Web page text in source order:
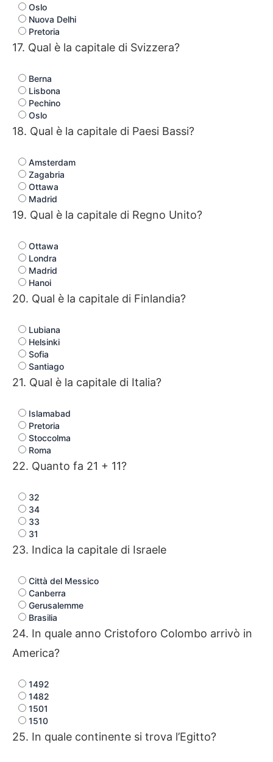
Oslo
Nuova Delhi
Pretoria
17. Qual è la capitale di Svizzera?
Berna
Lisbona
Pechino
Oslo
18. Qual è la capitale di Paesi Bassi?
Amsterdam
Zagabria
Ottawa
Madrid
19. Qual è la capitale di Regno Unito?
Ottawa
Londra
Madrid
Hanoi
20. Qual è la capitale di Finlandia?
Lubiana
Helsinki
Sofia
Santiago
21. Qual è la capitale di Italia?
Islamabad
Pretoria
Stoccolma
Roma
22. Quanto fa 21 + 11?
32
34
33
31
23. Indica la capitale di Israele
Città del Messico
Canberra
Gerusalemme
Brasilia
24. In quale anno Cristoforo Colombo arrivò in
America?
1492
1482
1501
1510
25. In quale continente si trova l’Egitto?